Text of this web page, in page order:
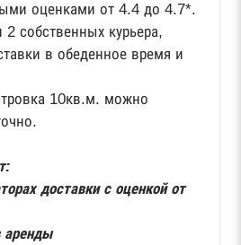
оценками от 4.4 до 4.7*.
собственных курьера,
в обеденное время и
10кв.м. можно
доставки с оценкой от
аренды